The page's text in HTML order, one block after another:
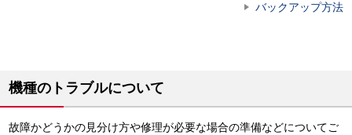
バックアップ方法
機種のトラブルについて
故障かどうかの見分け方や修理が必要な場合の準備などについてご